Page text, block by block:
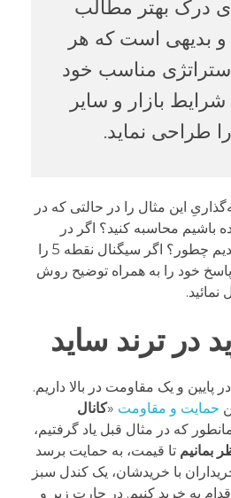
درک بهتر مطالب
بدیهی است که هر
مناسب خود
بازار و سایر
طراحی نماید.
این مثال را در حالتی که در
3 وارد شده باشیم محاسبه کنید؟ اگر در
سیگنال نقطه 4 می‌خریدیم چطور؟ اگر سیگنال نقطه 5 را
خود را به همراه توضیح روش
در ترند ساید
پایین و یک مقاومت در بالا داریم.
حمایت و مقاومت «کانال
که در مثال قبل یاد گرفتیم،
بمانیم تا قیمت، به حمایت برسد
با خریدشان، یک کندل سبز
به خرید کنیم. در چارت زیر و